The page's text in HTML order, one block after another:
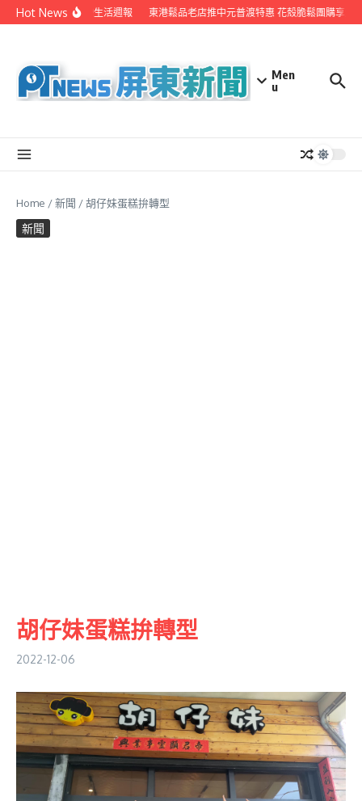
Skip to content
Hot NewsEYE台灣生活週報 東港鬆品老店推中元普渡特惠 花殼脆鬆團購享超值
Men
u
Home /新聞 /胡仔妹蛋糕拚轉型
新聞
胡仔妹蛋糕拚轉型
2022-12-06